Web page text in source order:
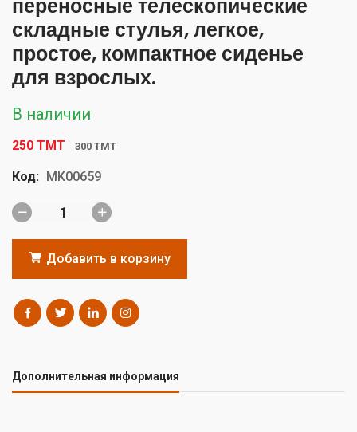
переносные телескопические
складные стулья, легкое,
простое, компактное сиденье
для взрослых.
В наличии
250 TMT 300 TMT
Код: MK00659
Добавить в корзину
Дополнительная информация